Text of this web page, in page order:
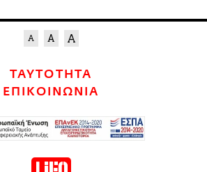
ΤΑΥΤΟΤΗΤΑ
ΕΠΙΚΟΙΝΩΝΙΑ